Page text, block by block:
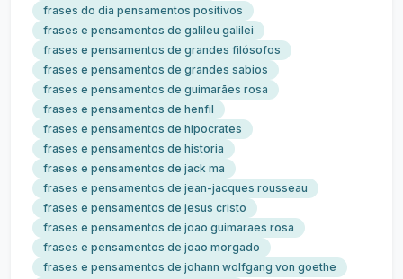
frases do dia pensamentos positivos
frases e pensamentos de galileu galilei
frases e pensamentos de grandes filósofos
frases e pensamentos de grandes sabios
frases e pensamentos de guimarães rosa
frases e pensamentos de henfil
frases e pensamentos de hipocrates
frases e pensamentos de historia
frases e pensamentos de jack ma
frases e pensamentos de jean-jacques rousseau
frases e pensamentos de jesus cristo
frases e pensamentos de joao guimaraes rosa
frases e pensamentos de joao morgado
frases e pensamentos de johann wolfgang von goethe